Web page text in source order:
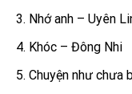
Nhớ anh – Uyên
Khóc – Đông Nhi
Chuyện như chưa